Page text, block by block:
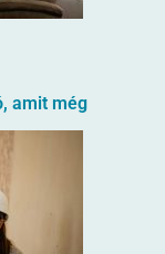
amit még